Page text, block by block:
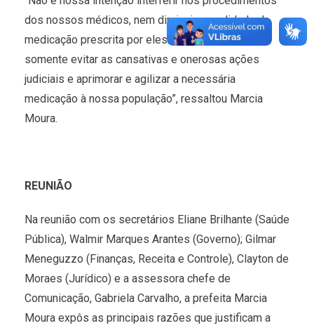
dos nossos médicos, nem diminuir a qualidade da
medicação prescrita por eles. Nosso objetivo é
somente evitar as cansativas e onerosas ações
judiciais e aprimorar e agilizar a necessária
medicação à nossa população”, ressaltou Marcia
Moura.
REUNIÃO
Na reunião com os secretários Eliane Brilhante (Saúde
Pública), Walmir Marques Arantes (Governo); Gilmar
Meneguzzo (Finanças, Receita e Controle), Clayton de
Moraes (Jurídico) e a assessora chefe de
Comunicação, Gabriela Carvalho, a prefeita Marcia
Moura expôs as principais razões que justificam a